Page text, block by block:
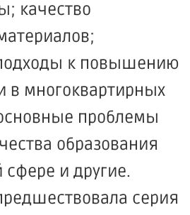
качество
к повышению
в многоквартирных
проблемы
образования
сфере и другие.
серия